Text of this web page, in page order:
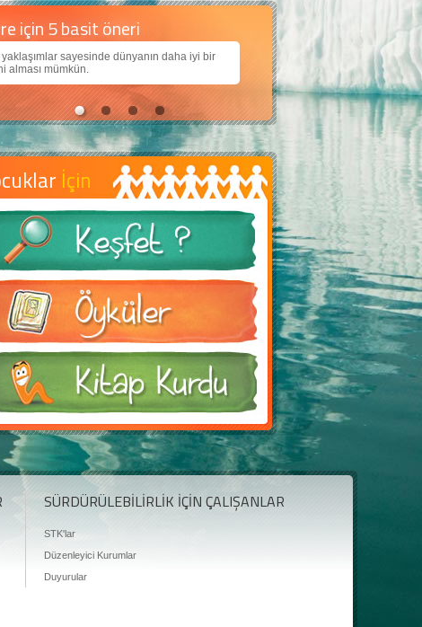
iyi bir dünya için yapay zekâ
daha güzel bir dünya bırakabilmek için
nasıl yararlanırız?
İçin
SÜRDÜRÜLEBİLİRLİK İÇİN ÇALIŞANLAR
STK'lar
Düzenleyici Kurumlar
Duyurular